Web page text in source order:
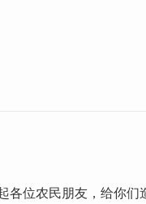
各位农民朋友，给你们